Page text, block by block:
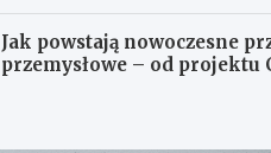
Jak powstają nowoczesne
przemysłowe – od projektu